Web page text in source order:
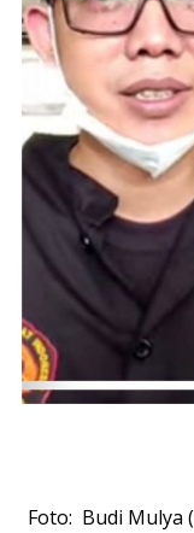
Foto: Budi Mulya